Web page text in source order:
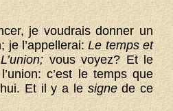
je voudrais donner un
je l’appellerai:Le temps et
vous voyez? Et le
c’est le temps que
Et il y a lesignede ce